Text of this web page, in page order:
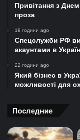
Привітання з
проза
19 години ago
Спецслужби РФ
акаунтами в
22 години ago
Який бізнес в
можливості для
Последние